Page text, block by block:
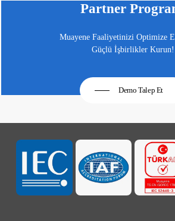
Partner
Muayene Faaliyetinizi Optimize
Güçlü İşbirlikler Kurun!
Demo Talep Et